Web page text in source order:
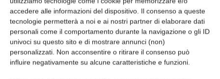
accedere alle informazioni del dispositivo. Il consenso a queste
tecnologie permetterà a noi e ai nostri partner di elaborare dati
personali come il comportamento durante la navigazione o gli ID
univoci su questo sito e di mostrare annunci (non)
personalizzati. Non acconsentire o ritirare il consenso può
influire negativamente su alcune caratteristiche e funzioni.
deve acquisire dalla Regione la verifica di compatibilità del
progetto, in rapporto al fabbisogno complessivo regionale e alla
localizzazione territoriale delle strutture presenti in ambito
regionale. Tale previsione elimina un ingiustificato appesantimento
burocratico limitativo della libertà di iniziativa economica anche in